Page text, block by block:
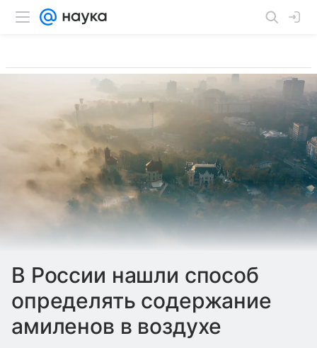
В России нашли способ
определять содержание
амиленов в воздухе